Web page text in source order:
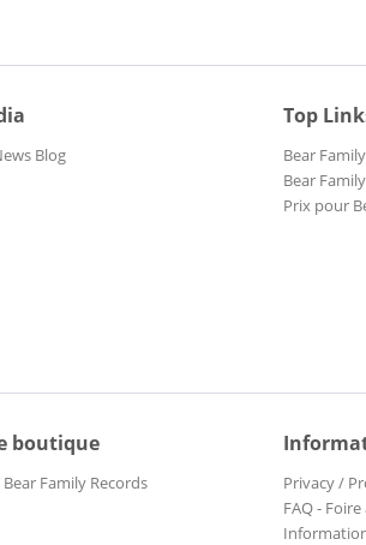
Blog
Top
Bear
Bear
Prix pour
boutique
Family Records
Privacy /
FAQ -